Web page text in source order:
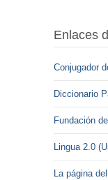
Enlaces
Conjugador
Diccionario
Fundación
Lingua 2.0
La página